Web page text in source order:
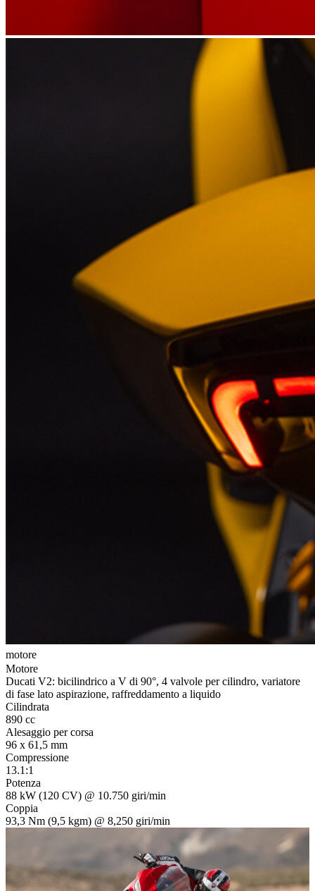
motore
Motore
Ducati V2: bicilindrico a V di 90°, 4 valvole per cilindro, variatore
di fase lato aspirazione, raffreddamento a liquido
Cilindrata
890 cc
Alesaggio per corsa
96 x 61,5 mm
Compressione
13.1:1
Potenza
88 kW (120 CV) @ 10.750 giri/min
Coppia
93,3 Nm (9,5 kgm) @ 8,250 giri/min